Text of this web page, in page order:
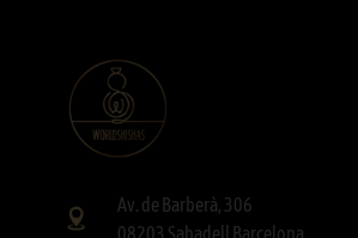
Av. de Barberà, 306
08203 Sabadell Barcelona